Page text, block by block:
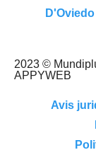
2023 ©
APPYWEB
Avis